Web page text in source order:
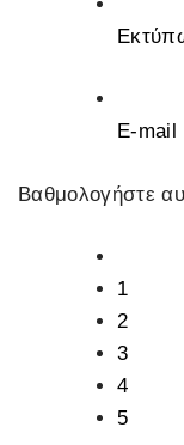
E-mail
Βαθμολογήστε
1
2
3
4
5